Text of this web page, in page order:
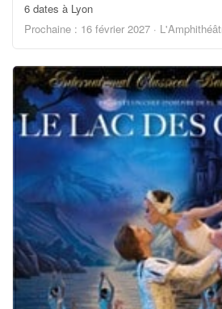
6 dates à Lyon
Prochaine : 16 février 2027 ·